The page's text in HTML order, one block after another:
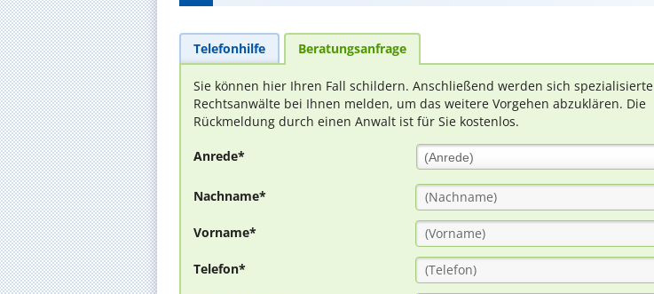
Telefonhilfe Beratungsanfrage
Sie können hier Ihren Fall schildern. Anschließend werden sich spezialisierte
Rechtsanwälte bei Ihnen melden, um das weitere Vorgehen abzuklären. Die
Rückmeldung durch einen Anwalt ist für Sie kostenlos.
Anrede* (Anrede)
Nachname*
Vorname*
Telefon*